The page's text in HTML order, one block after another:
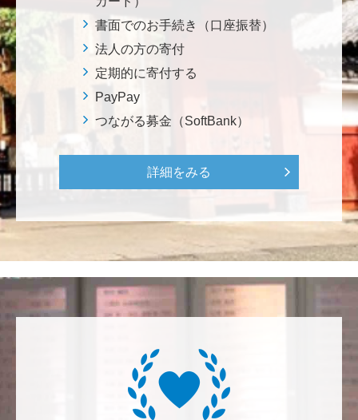
ろから始まりました。この社会でますますコンピュー
タ科学の力が発揮されるよう祈念して、支援いたしま
す。 <コンピュータサイエンス教育支援基金>
世界に貢献を！
田畑 和樹
対校戦勝利、インカレ優勝目指して頑張ってくださ
い！ <漕艇部>
自身の高齢化とともに、障害のある方の苦労がよく理
解できるようになりました。パンフに出ている「重た
いドアの自動ドア化あるいは開閉しやすい折り戸化」
書面でのお手続き（口座振替）
法人の方の寄付
定期的に寄付する
PayPay
つながる募金（SoftBank）
詳細をみる